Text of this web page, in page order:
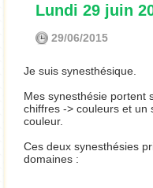
Lundi 29 juin
29/06/2015
Je suis synesthésique.
Mes synesthésie portent
chiffres -> couleurs et un
couleur.
Ces deux synesthésies
domaines :